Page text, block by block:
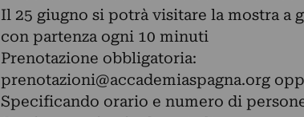
Il 25 giugno si potrà visitare la mostra a
con partenza ogni 10 minuti
Prenotazione obbligatoria:
prenotazioni@accademiaspagna.org
Specificando orario e numero di